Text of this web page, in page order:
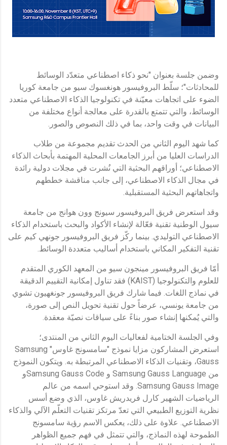
وضمن جلسة بعنوان "نحو ذكاء اصطناعي متعدّد الوسائط
للمحادثات"؛ سلّط البروفيسور هونغسوك سيو من جامعة كوريا
الضوء على اتجاهات معيّنة في تكنولوجيا الذكاء الاصطناعي متعدد
الوسائط، والتي تتمتع بالقدرة على معالجة أنواع مختلفة من
البيانات في وقت واحد، بما في ذلك النصوص والصور.
كما شهد اليوم الثاني من الحدث تقديم مجموعة من طلاب
الدراسات العليا من أبرز الجامعات المحلية المهتمة بأبحاث الذكاء
الاصطناعي؛ أوراقهم البحثية التي نُشرت في مجلات دولية رائدة
في مجال الذكاء الاصطناعي، إلى جانب مناقشة خططهم
واتجاهاتهم البحثية المستقبلية.
وقد استعرض فريق البروفيسور سيونج وون هوانج من جامعة
سيول الوطنية تقنية فعّالة لإنشاء الأكواد والبحث باستخدام الذكاء
الاصطناعي التوليدي. بينما ركّز فريق البروفيسور جونهي كيم على
تقنية التفكير المكاني باستخدام أساليب متعددة الوسائط.
أمّا فريق البروفيسور مينجون سيو من المعهد الكوري المتقدم
للعلوم والتكنولوجيا (KAIST) فقد تناول إمكانية التقييم الدقيقة
في نماذج اللغات. فيما شارك فريق البروفيسور جونغهيون تشوي
من جامعة يونسي، عرضاً حول تقنية تحويل النص إلى صورة،
والتي يُمكنها إنشاء صور بناءً على سياقات نصيّة معقدة.
وفي الجلسة الختامية لفعاليات اليوم الثاني من المنتدى؛
استعرض المشاركون مزايا نموذج "سامسونج غاوس" Samsung
Gauss، وتقنيات الذكاء الاصطناعي المرتبطة به. ويتكون النموذج
من Samsung Gauss Language و Samsung Gauss Codeو
Samsung Gauss Image. وقد استوحي اسمه من عالم
الرياضيات الشهير كارل فريدريش غاوس، الذي وضع أسس
نظرية التوزيع الطبيعي التي تعدّ مرتكز تقنيات التعلّم الآلي والذكاء
الاصطناعي. علاوة على ذلك، يعكس الاسم رؤية سامسونج
الطموحة لهذه النماذج، والتي تتمثل في فهم جميع الظواهر